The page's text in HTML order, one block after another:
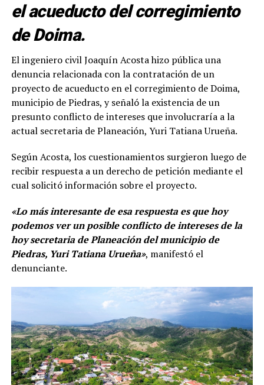
el acueducto del corregimiento
de Doima.
El ingeniero civil Joaquín Acosta hizo pública una
denuncia relacionada con la contratación de un
proyecto de acueducto en el corregimiento de Doima,
municipio de Piedras, y señaló la existencia de un
presunto conflicto de intereses que involucraría a la
actual secretaria de Planeación, Yuri Tatiana Urueña.
Según Acosta, los cuestionamientos surgieron luego de
recibir respuesta a un derecho de petición mediante el
cual solicitó información sobre el proyecto.
«Lo más interesante de esa respuesta es que hoy
podemos ver un posible conflicto de intereses de la
hoy secretaria de Planeación del municipio de
Piedras, Yuri Tatiana Urueña», manifestó el
denunciante.